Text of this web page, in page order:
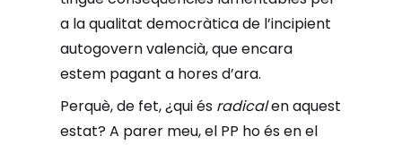
a la qualitat democràtica de l’incipient
autogovern valencià, que encara
estem pagant a hores d’ara.
Perquè, de fet, ¿qui és radicalen aquest
estat? A parer meu, el PP ho és en el